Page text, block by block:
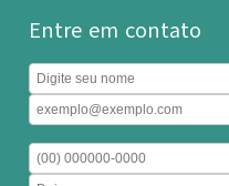
Entre em contato